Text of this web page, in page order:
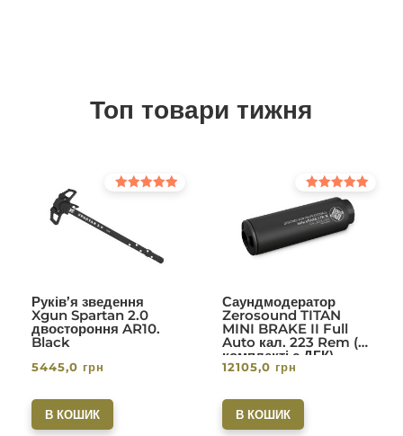
Топ товари тижня
Руків’я зведення
Xgun Spartan 2.0
двостороння AR10.
Black
5445,0 грн
В КОШИК
Саундмодератор
Zerosound TITAN
MINI BRAKE II Full
Auto кал. 223 Rem (в
комплекті с ДГК)
різьба 1/2-28. Вlack
Оцінено в
5.00
з 5
12105,0 грн
В КОШИК